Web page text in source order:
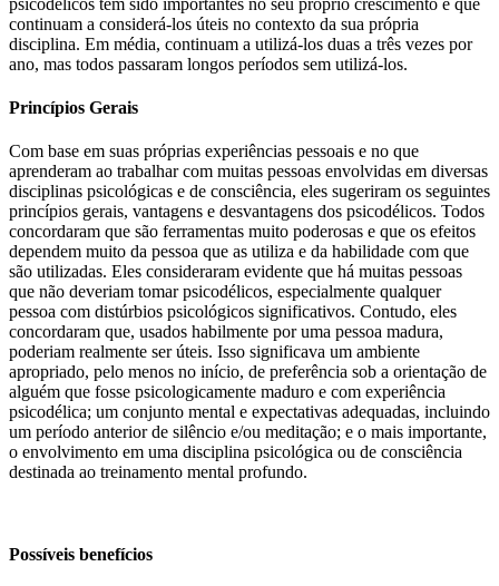
continuam a considerá-los úteis no contexto da sua própria
disciplina. Em média, continuam a utilizá-los duas a três vezes por
ano, mas todos passaram longos períodos sem utilizá-los.
Princípios Gerais
Com base em suas próprias experiências pessoais e no que
aprenderam ao trabalhar com muitas pessoas envolvidas em diversas
disciplinas psicológicas e de consciência, eles sugeriram os seguintes
princípios gerais, vantagens e desvantagens dos psicodélicos. Todos
concordaram que são ferramentas muito poderosas e que os efeitos
dependem muito da pessoa que as utiliza e da habilidade com que
são utilizadas. Eles consideraram evidente que há muitas pessoas
que não deveriam tomar psicodélicos, especialmente qualquer
pessoa com distúrbios psicológicos significativos. Contudo, eles
concordaram que, usados ​​habilmente por uma pessoa madura,
poderiam realmente ser úteis. Isso significava um ambiente
apropriado, pelo menos no início, de preferência sob a orientação de
alguém que fosse psicologicamente maduro e com experiência
psicodélica; um conjunto mental e expectativas adequadas, incluindo
um período anterior de silêncio e/ou meditação; e o mais importante,
o envolvimento em uma disciplina psicológica ou de consciência
destinada ao treinamento mental profundo.
Possíveis benefícios